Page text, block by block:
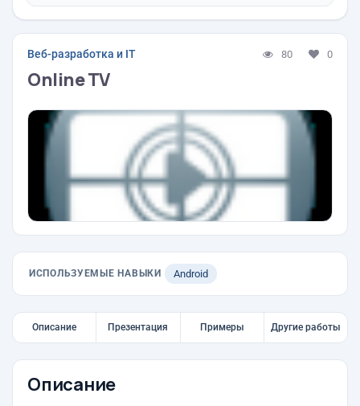
Веб-разработка и IT 80 0
Online TV
ИСПОЛЬЗУЕМЫЕ НАВЫКИ Android
Описание Презентация Примеры Другие работы
Описание